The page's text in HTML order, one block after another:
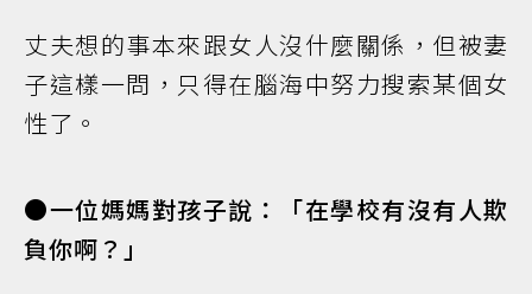
丈夫想的事本來跟女人沒什麼關係，但被妻
子這樣一問，只得在腦海中努力搜索某個女
性了。
●一位媽媽對孩子說：「在學校有沒有人欺
負你啊？」